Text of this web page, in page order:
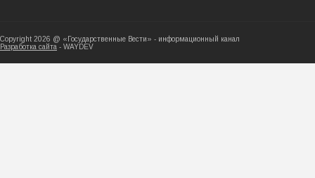
Copyright 2026 @ «Государственные Вести» -
Разработка сайта - WAYDEV